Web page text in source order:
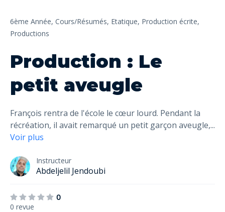
6ème Année, Cours/Résumés, Etatique, Production écrite,
Productions
Production : Le
petit aveugle
François rentra de l'école le cœur lourd. Pendant la
récréation, il avait remarqué un petit garçon aveugle,...
Voir plus
Instructeur
Abdeljelil Jendoubi
0
0 revue